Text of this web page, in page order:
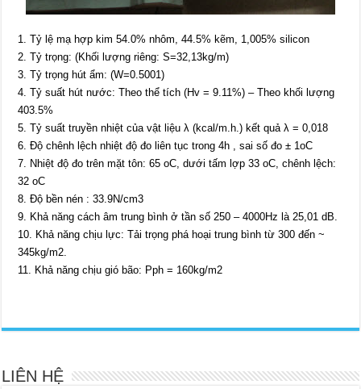
1. Tỷ lệ mạ hợp kim 54.0% nhôm, 44.5% kẽm, 1,005% silicon
2. Tỷ trọng: (Khối lượng riêng: S=32,13kg/m)
3. Tỷ trọng hút ẩm: (W=0.5001)
4. Tỷ suất hút nước: Theo thể tích (Hv = 9.11%) – Theo khối lượng
403.5%
5. Tỷ suất truyền nhiệt của vật liệu λ (kcal/m.h.) kết quả λ = 0,018
6. Độ chênh lệch nhiệt độ đo liên tục trong 4h , sai số đo ± 1oC
7. Nhiệt độ đo trên mặt tôn: 65 oC, dưới tấm lợp 33 oC, chênh lệch:
32 oC
8. Độ bền nén : 33.9N/cm3
9. Khả năng cách âm trung bình ở tần số 250 – 4000Hz là 25,01 dB.
10. Khả năng chịu lực: Tải trọng phá hoại trung bình từ 300 đến ~
345kg/m2.
11. Khả năng chịu gió bão: Pph = 160kg/m2
LIÊN HỆ